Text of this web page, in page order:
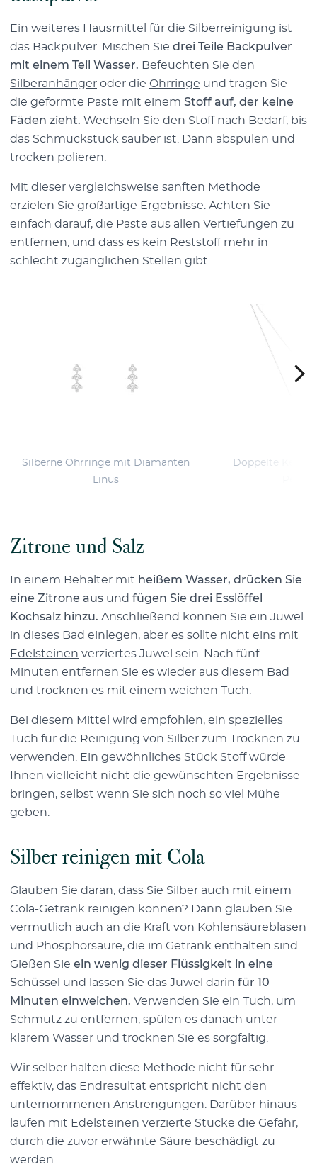
Ein weiteres Hausmittel für die Silberreinigung ist
das Backpulver. Mischen Sie drei Teile Backpulver
mit einem Teil Wasser. Befeuchten Sie den
Silberanhänger oder die Ohrringe und tragen Sie
die geformte Paste mit einem Stoff auf, der keine
Fäden zieht. Wechseln Sie den Stoff nach Bedarf, bis
das Schmuckstück sauber ist. Dann abspülen und
trocken polieren.
Mit dieser vergleichsweise sanften Methode
erzielen Sie großartige Ergebnisse. Achten Sie
einfach darauf, die Paste aus allen Vertiefungen zu
entfernen, und dass es kein Reststoff mehr in
schlecht zugänglichen Stellen gibt.
Silberne Ohrringe mit Diamanten
Linus
Doppelte Kette
Zitrone und Salz
In einem Behälter mit heißem Wasser, drücken Sie
eine Zitrone aus und fügen Sie drei Esslöffel
Kochsalz hinzu. Anschließend können Sie ein Juwel
in dieses Bad einlegen, aber es sollte nicht eins mit
Edelsteinen verziertes Juwel sein. Nach fünf
Minuten entfernen Sie es wieder aus diesem Bad
und trocknen es mit einem weichen Tuch.
Bei diesem Mittel wird empfohlen, ein spezielles
Tuch für die Reinigung von Silber zum Trocknen zu
verwenden. Ein gewöhnliches Stück Stoff würde
Ihnen vielleicht nicht die gewünschten Ergebnisse
bringen, selbst wenn Sie sich noch so viel Mühe
geben.
Silber reinigen mit Cola
Glauben Sie daran, dass Sie Silber auch mit einem
Cola-Getränk reinigen können? Dann glauben Sie
vermutlich auch an die Kraft von Kohlensäureblasen
und Phosphorsäure, die im Getränk enthalten sind.
Gießen Sie ein wenig dieser Flüssigkeit in eine
Schüssel
und lassen Sie das Juwel darin für 10
Minuten einweichen. Verwenden Sie ein Tuch, um
Schmutz zu entfernen, spülen es danach unter
klarem Wasser und trocknen Sie es sorgfältig.
Wir selber halten diese Methode nicht für sehr
effektiv, das Endresultat entspricht nicht den
unternommenen Anstrengungen. Darüber hinaus
laufen mit Edelsteinen verzierte Stücke die Gefahr,
durch die zuvor erwähnte Säure beschädigt zu
werden.